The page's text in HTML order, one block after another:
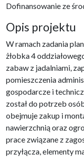
Dofinansowanie ze
Opis projektu
W ramach zadania
żłobka 4
zabaw z jadalniami,
pomieszczenia
gospodarcze i
został do potrzeb
obejmuje zakup i
nawierzchnią oraz
prace związane z
przyłącza, elementy